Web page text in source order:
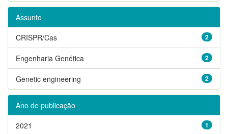
Assunto
2
CRISPR/Cas
2
Engenharia Genética
2
Genetic engineering
Ano de publicação
1
2021